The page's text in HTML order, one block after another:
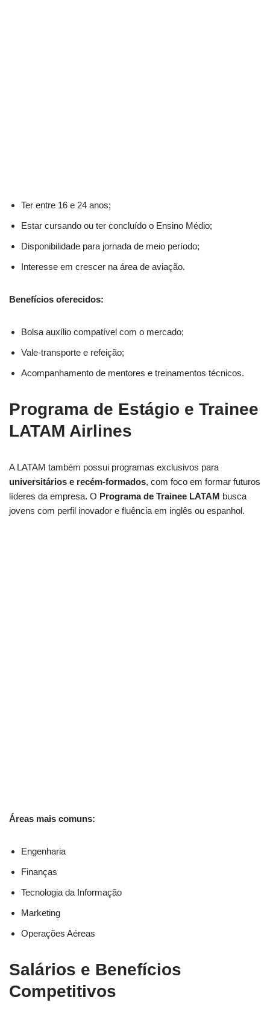
Ter entre 16 e 24 anos;
Estar cursando ou ter concluído o Ensino Médio;
Disponibilidade para jornada de meio período;
Interesse em crescer na área de aviação.
Benefícios oferecidos:
Bolsa auxílio compatível com o mercado;
Vale-transporte e refeição;
Acompanhamento de mentores e treinamentos técnicos.
Programa de Estágio e Trainee
LATAM Airlines
A LATAM também possui programas exclusivos para
universitários e recém-formados, com foco em formar futuros
líderes da empresa. O Programa de Trainee LATAM busca
jovens com perfil inovador e fluência em inglês ou espanhol.
Áreas mais comuns:
Engenharia
Finanças
Tecnologia da Informação
Marketing
Operações Aéreas
Salários e Benefícios
Competitivos